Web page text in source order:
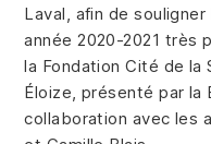
Laval, afin de
année 2020-2021 très
la Fondation Cité de la
Éloize, présenté par la
collaboration avec les